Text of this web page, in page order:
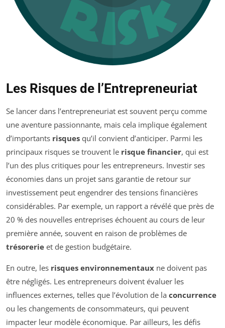
Les Risques de l’Entrepreneuriat
Se lancer dans l’entrepreneuriat est souvent perçu comme
une aventure passionnante, mais cela implique également
d’importants risques qu’il convient d’anticiper. Parmi les
principaux risques se trouvent le risque financier, qui est
l’un des plus critiques pour les entrepreneurs. Investir ses
économies dans un projet sans garantie de retour sur
investissement peut engendrer des tensions financières
considérables. Par exemple, un rapport a révélé que près de
20 % des nouvelles entreprises échouent au cours de leur
première année, souvent en raison de problèmes de
trésorerie et de gestion budgétaire.
En outre, les risques environnementaux ne doivent pas
être négligés. Les entrepreneurs doivent évaluer les
influences externes, telles que l’évolution de la concurrence
ou les changements de consommateurs, qui peuvent
impacter leur modèle économique. Par ailleurs, les défis